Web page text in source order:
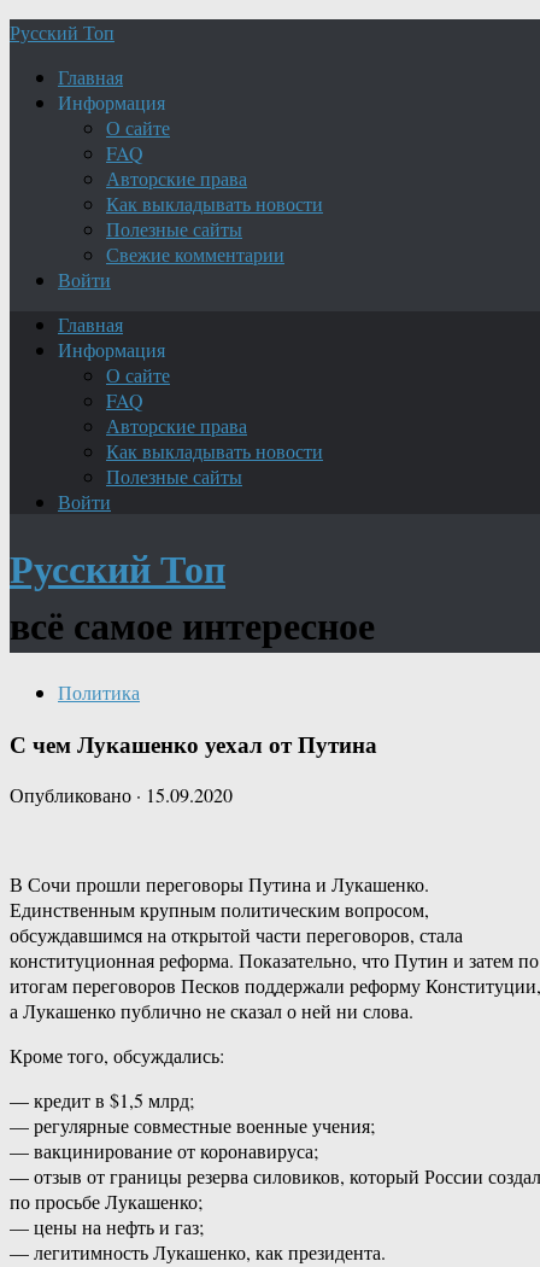
Русский Топ
Главная
Информация
О сайте
FAQ
Авторские права
Как выкладывать новости
Полезные сайты
Свежие комментарии
Войти
Главная
Информация
О сайте
FAQ
Авторские права
Как выкладывать новости
Полезные сайты
Войти
Русский Топ
всё самое интересное
Политика
С чем Лукашенко уехал от Путина
Опубликовано · 15.09.2020
В Сочи прошли переговоры Путина и Лукашенко.
Единственным крупным политическим вопросом,
обсуждавшимся на открытой части переговоров, стала
конституционная реформа. Показательно, что Путин и затем по
итогам переговоров Песков поддержали реформу Конституции,
а Лукашенко публично не сказал о ней ни слова.
Кроме того, обсуждались:
— кредит в $1,5 млрд;
— регулярные совместные военные учения;
— вакцинирование от коронавируса;
— отзыв от границы резерва силовиков, который России
по просьбе Лукашенко;
— цены на нефть и газ;
— легитимность Лукашенко, как президента.